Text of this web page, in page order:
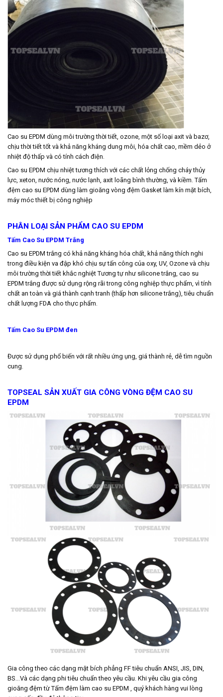
Cao su EPDM dùng môi trường thời tiết, ozone, một số loại axit và bazơ,
chịu thời tiết tốt và khả năng kháng dung môi, hóa chất cao, mềm dẻo ở
nhiệt độ thấp và có tính cách điện.
Cao su EPDM chịu nhiệt tương thích với các chất lỏng chống cháy thủy
lực, xeton, nước nóng, nước lạnh, axit loãng bình thường, và kiềm. Tấm
đệm cao su EPDM dùng làm gioăng vòng đệm Gasket làm kín mặt bích,
máy móc thiết bị công nghiệp
PHÂN LOẠI SẢN PHẨM CAO SU EPDM
Tấm Cao Su EPDM Trắng
Cao su EPDM trắng có khả năng kháng hóa chất, khả năng thích nghi
trong điều kiện va đập khó chịu sự tấn công của oxy, UV, Ozone và chịu
môi trường thời tiết khắc nghiệt Tương tự như silicone trắng, cao su
EPDM trắng được sử dụng rộng rãi trong công nghiệp thực phẩm, vì tính
chất an toàn và giá thành cạnh tranh (thấp hơn silicone trắng), tiêu chuẩn
chất lượng FDA cho thực phẩm.
Tấm Cao Su EPDM đen
Được sử dụng phổ biến với rất nhiều ứng ụng, giá thành rẻ, dễ tìm nguồn
cung.
TOPSEAL SẢN XUẤT GIA CÔNG VÒNG ĐỆM CAO SU
EPDM
Gia công theo các dạng mặt bích phẳng FF tiêu chuẩn ANSI, JIS, DIN,
BS…Và các dạng phi tiêu chuẩn theo yêu cầu. Khi yêu cầu gia công
gioăng đệm từ Tấm đệm làm cao su EPDM , quý khách hàng vui lòng